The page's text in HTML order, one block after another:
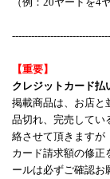
【重要】
クレジットカード払
掲載商品は、お店と
品切れ、完売してい
絡させて頂きますが
カード請求額の修正
ールは必ずご確認お